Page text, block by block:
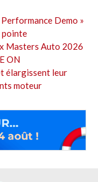
Demo »
pointe
Masters Auto 2026
ON
élargissent leur
moteur